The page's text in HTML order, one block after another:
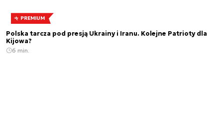
PREMIUM
Polska tarcza pod presją Ukrainy i Iranu. Kolejne Patrioty dla
Kijowa?
6 min.